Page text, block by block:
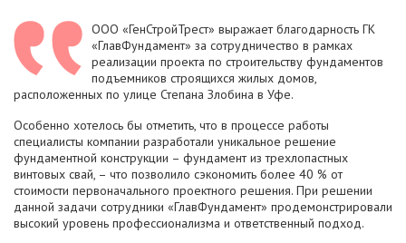
ООО «ГенСтройТрест» выражает благодарность ГК
«ГлавФундамент» за сотрудничество в рамках
реализации проекта по строительству фундаментов
подъемников строящихся жилых домов,
расположенных по улице Степана Злобина в Уфе.
Особенно хотелось бы отметить, что в процессе работы
специалисты компании разработали уникальное решение
фундаментной конструкции – фундамент из трехлопастных
винтовых свай, – что позволило сэкономить более 40 % от
стоимости первоначального проектного решения. При решении
данной задачи сотрудники «ГлавФундамент» продемонстрировали
высокий уровень профессионализма и ответственный подход.